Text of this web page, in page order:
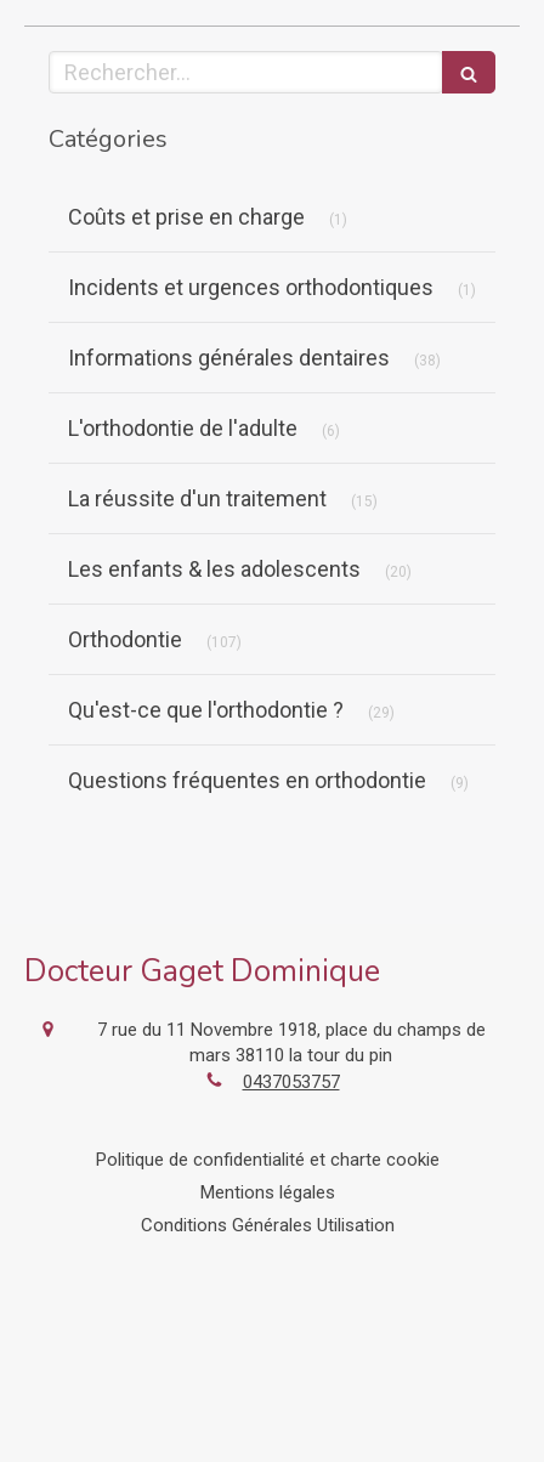
Rechercher
Catégories
Coûts et prise en charge (1)
Incidents et urgences orthodontiques (1)
Informations générales dentaires (38)
L'orthodontie de l'adulte (6)
La réussite d'un traitement (15)
Les enfants & les adolescents (20)
Orthodontie (107)
Qu'est-ce que l'orthodontie ? (29)
Questions fréquentes en orthodontie (9)
Docteur Gaget Dominique
7 rue du 11 Novembre 1918, place du champs de
mars 38110 la tour du pin
0437053757
Politique de confidentialité et charte cookie
Mentions légales
Conditions Générales Utilisation